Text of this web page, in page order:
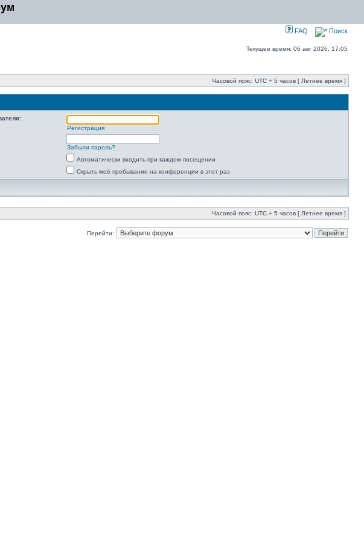
FAQ Поиск
Текущее время: 06 авг 2026, 17:05
Часовой пояс: UTC + 5 часов [ Летнее время ]
Регистрация
Забыли пароль?
Автоматически входить при каждом посещении
Скрыть моё пребывание на конференции в этот раз
Часовой пояс: UTC + 5 часов [ Летнее время ]
Перейти: